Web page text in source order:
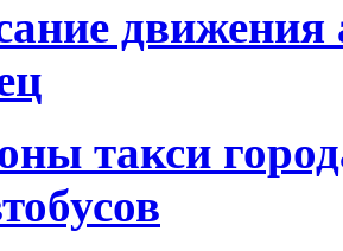
движения
такси